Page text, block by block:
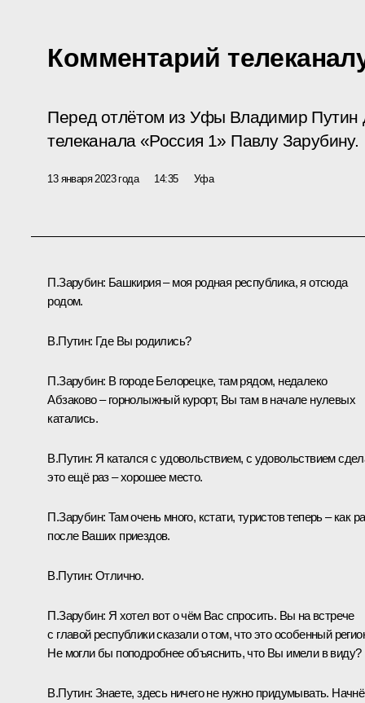
Комментарий
Перед отлётом из Уфы Владимир Путин
телеканала «Россия 1» Павлу Зарубину.
13 января 2023 года 14:35 Уфа
П.Зарубин: Башкирия – моя родная республика, я отсюда
родом.
В.Путин: Где Вы родились?
П.Зарубин: В городе Белорецке, там рядом, недалеко
Абзаково – горнолыжный курорт, Вы там в начале нулевых
катались.
В.Путин: Я катался с удовольствием, с удовольствием
это ещё раз – хорошее место.
П.Зарубин: Там очень много, кстати, туристов теперь – как
после Ваших приездов.
В.Путин: Отлично.
П.Зарубин: Я хотел вот о чём Вас спросить. Вы на встрече
с главой республики сказали о том, что это особенный
Не могли бы поподробнее объяснить, что Вы имели в виду?
В.Путин: Знаете, здесь ничего не нужно придумывать.